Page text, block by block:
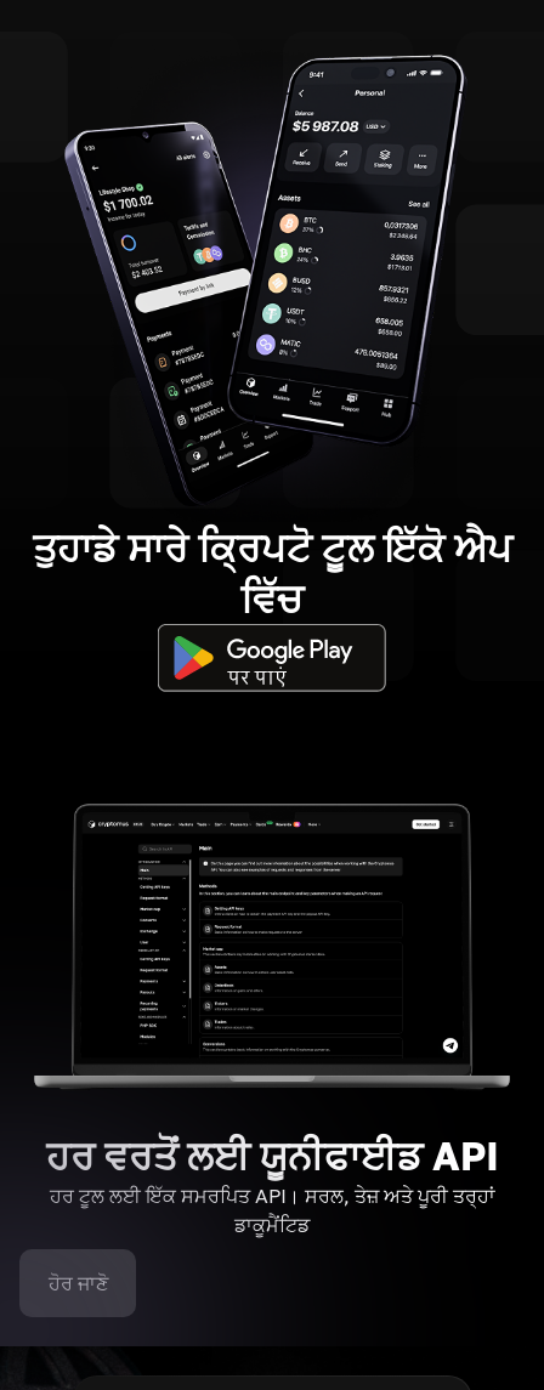
ਤੁਹਾਡੇ ਸਾਰੇ ਕ੍ਰਿਪਟੋ ਟੂਲ ਇੱਕੋ ਐਪ
ਵਿੱਚ
ਹਰ ਵਰਤੋਂ ਲਈ ਯੂਨੀਫਾਈਡ API
ਹਰ ਟੂਲ ਲਈ ਇੱਕ ਸਮਰਪਿਤ API। ਸਰਲ, ਤੇਜ਼ ਅਤੇ ਪੂਰੀ ਤਰ੍ਹਾਂ
ਡਾਕੂਮੈਂਟਿਡ
ਹੋਰ ਜਾਣੋ